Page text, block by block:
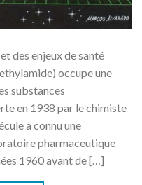
des enjeux de santé
occupe une
substances
en 1938 par le chimiste
a connu une
pharmaceutique
1960 avant de […]